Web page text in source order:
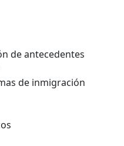
de antecedentes
de inmigración